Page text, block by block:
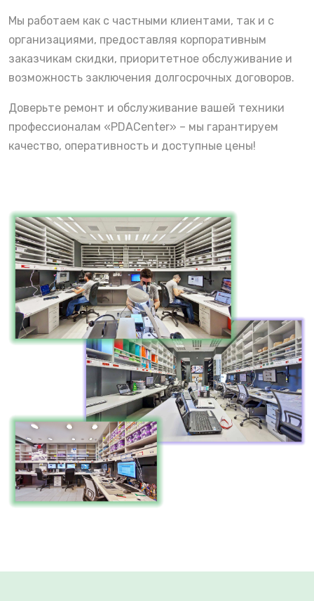
Мы работаем как с частными клиентами, так и с
организациями, предоставляя корпоративным
заказчикам скидки, приоритетное обслуживание и
возможность заключения долгосрочных договоров.
Доверьте ремонт и обслуживание вашей техники
профессионалам «PDACenter» – мы гарантируем
качество, оперативность и доступные цены!